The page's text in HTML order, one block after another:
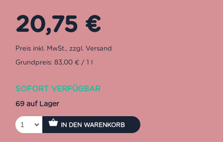
20,75 €
Grundpreis: 83,00 € / 1 l
SOFORT VERFÜGBAR
69 auf Lager
IN DEN WARENKORB